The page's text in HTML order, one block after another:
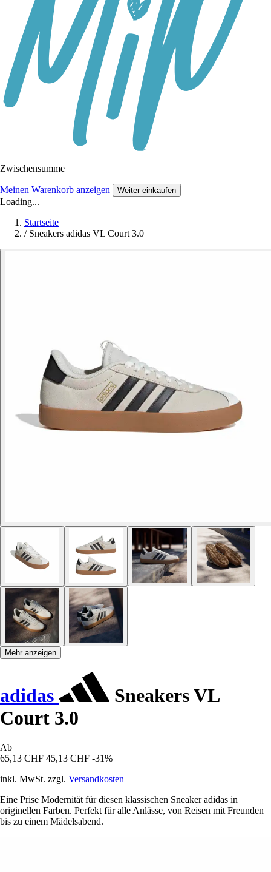
Zwischensumme
Meinen Warenkorb anzeigen Weiter einkaufen
Loading...
Startseite
/ Sneakers adidas VL Court 3.0
Mehr anzeigen
adidas
Sneakers VL
Court 3.0
Ab
65,13 CHF 45,13 CHF -31%
inkl. MwSt. zzgl. Versandkosten
Eine Prise Modernität für diesen klassischen Sneaker adidas in
originellen Farben. Perfekt für alle Anlässe, von Reisen mit Freunden
bis zu einem Mädelsabend.